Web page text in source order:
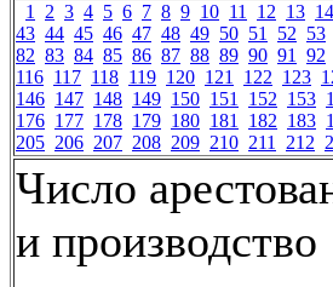
1 2 3 4 5 6 7 8 9 10 11 12 13 14
43 44 45 46 47 48 49 50 51 52 53
82 83 84 85 86 87 88 89 90 91 92
116 117 118 119 120 121 122 123
146 147 148 149 150 151 152 153
176 177 178 179 180 181 182 183
205 206 207 208 209 210 211 212
Число
и производство